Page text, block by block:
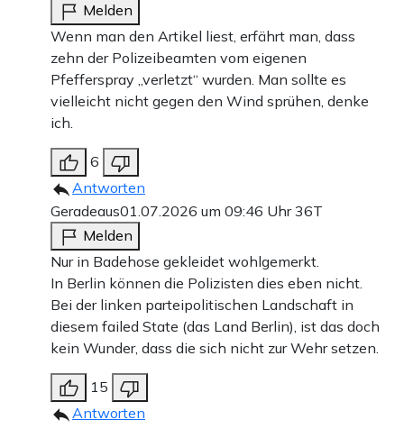
Melden
Wenn man den Artikel liest, erfährt man, dass
zehn der Polizeibeamten vom eigenen
Pfefferspray „verletzt“ wurden. Man sollte es
vielleicht nicht gegen den Wind sprühen, denke
ich.
6
Antworten
Geradeaus01.07.2026 um 09:46 Uhr36T
Melden
Nur in Badehose gekleidet wohlgemerkt.
In Berlin können die Polizisten dies eben nicht.
Bei der linken parteipolitischen Landschaft in
diesem failed State (das Land Berlin), ist das doch
kein Wunder, dass die sich nicht zur Wehr setzen.
15
Antworten